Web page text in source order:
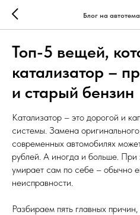
Блог на
Топ-5 вещей,
катализатор –
и старый бензин
Катализатор – это дорогой и
системы. Замена
современных автомобилях
рублей. А иногда и больше. При
умирает сам по себе – обычно
неисправности.
Разбираем пять главных